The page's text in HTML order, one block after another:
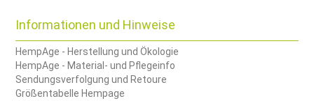
Informationen und Hinweise
HempAge - Herstellung und Ökologie
HempAge - Material- und Pflegeinfo
Sendungsverfolgung und Retoure
Größentabelle Hempage